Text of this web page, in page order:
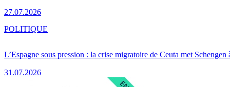
27.07.2026
L’Espagne sous pression : la crise migratoire de Ceuta met Schengen
31.07.2026
POLITIQUE